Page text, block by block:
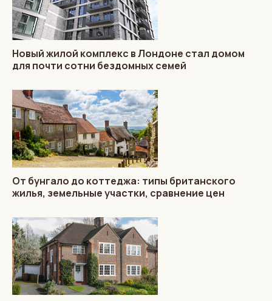
Новый жилой комплекс в Лондоне стал домом
для почти сотни бездомных семей
От бунгало до коттеджа: типы британского
жилья, земельные участки, сравнение цен